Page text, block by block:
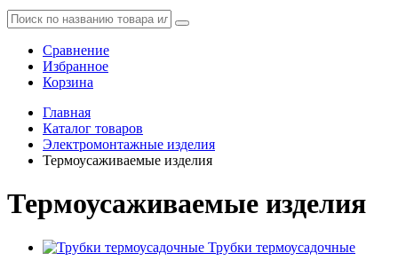
Сравнение
Избранное
Корзина
Главная
Каталог товаров
Электромонтажные изделия
Термоусаживаемые изделия
Термоусаживаемые изделия
Трубки термоусадочные